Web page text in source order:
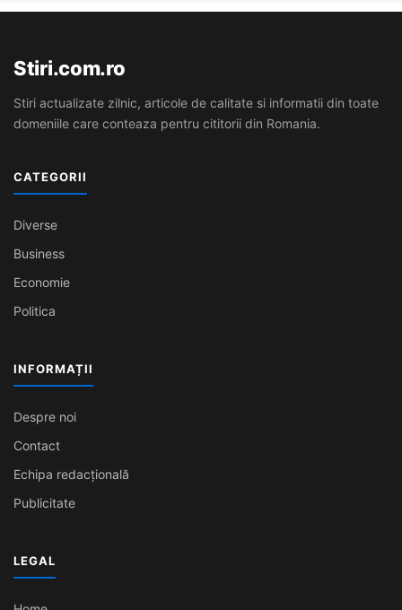
Stiri.com.ro
Stiri actualizate zilnic, articole de calitate si informatii din toate
domeniile care conteaza pentru cititorii din Romania.
CATEGORII
Diverse
Business
Economie
Politica
INFORMAȚII
Despre noi
Contact
Echipa redacțională
Publicitate
LEGAL